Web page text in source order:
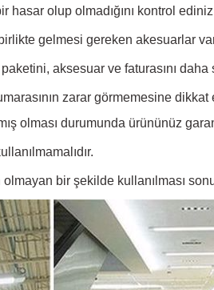
hasar olup olmadığını kontrol
gelmesi gereken akesuarlar
aksesuar ve faturasını
zarar görmemesine dikkat
olması durumunda ürününüz
olmayan bir şekilde kullanılması